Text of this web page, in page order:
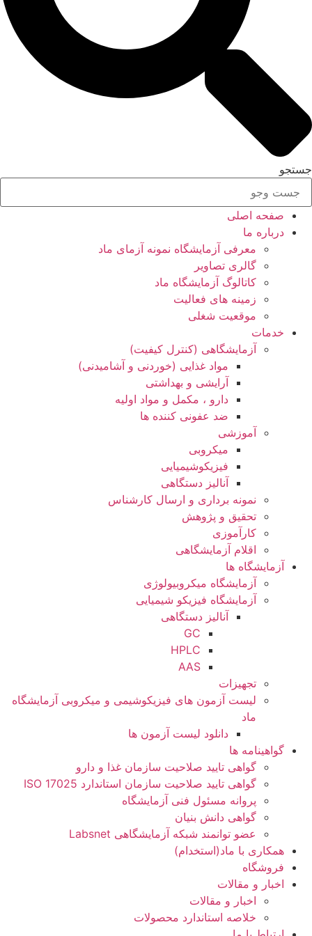
جستجو
صفحه اصلی
درباره ما
معرفی آزمایشگاه نمونه آزمای ماد
گالری تصاویر
کاتالوگ آزمایشگاه ماد
زمینه های فعالیت
موقعیت شغلی
خدمات
آزمایشگاهی (کنترل کیفیت)
مواد غذایی (خوردنی و آشامیدنی)
آرایشی و بهداشتی
دارو ، مکمل و مواد اولیه
ضد عفونی کننده ها
آموزشی
میکروبی
فیزیکوشیمیایی
آنالیز دستگاهی
نمونه برداری و ارسال کارشناس
تحقیق و پژوهش
کارآموزی
اقلام آزمایشگاهی
آزمایشگاه ها
آزمایشگاه میکروبیولوژی
آزمایشگاه فیزیکو شیمیایی
آنالیز دستگاهی
GC
HPLC
AAS
تجهیزات
لیست آزمون های فیزیکوشیمی و میکروبی آزمایشگاه
ماد
دانلود لیست آزمون ها
گواهینامه ها
گواهی تایید صلاحیت سازمان غذا و دارو
گواهی تایید صلاحیت سازمان استاندارد ISO 17025
پروانه مسئول فنی آزمایشگاه
گواهی دانش بنیان
عضو توانمند شبکه آزمایشگاهی Labsnet
همکاری با ماد(استخدام)
فروشگاه
اخبار و مقالات
اخبار و مقالات
خلاصه استاندارد محصولات